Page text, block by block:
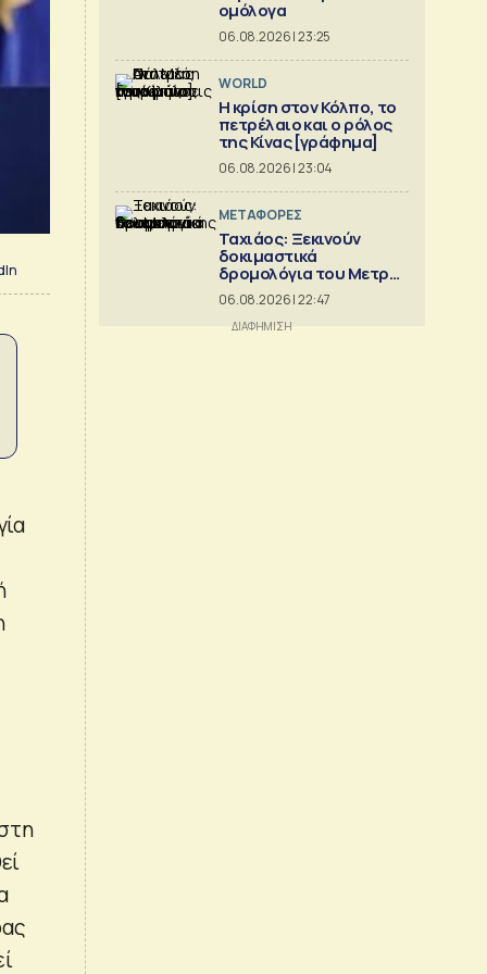
ομόλογα
06.08.2026 | 23:25
WORLD
Η κρίση στoν Κόλπο, το
πετρέλαιο και ο ρόλος
της Κίνας [γράφημα]
06.08.2026 | 23:04
ΜΕΤΑΦΟΡΕΣ
Ταχιάος: Ξεκινούν
δοκιμαστικά
δρομολόγια του Μετρό
Θεσσαλονίκης προς
Καλαμαριά
06.08.2026 | 22:47